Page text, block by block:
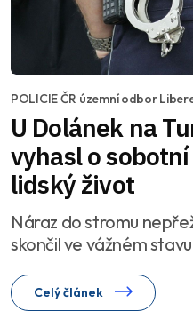
POLICIE ČR územní odbor
U Dolánek na
vyhasl o
lidský život
Náraz do stromu
skončil ve vážném
Celý článek